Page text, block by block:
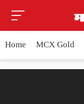
Home MCX Gold